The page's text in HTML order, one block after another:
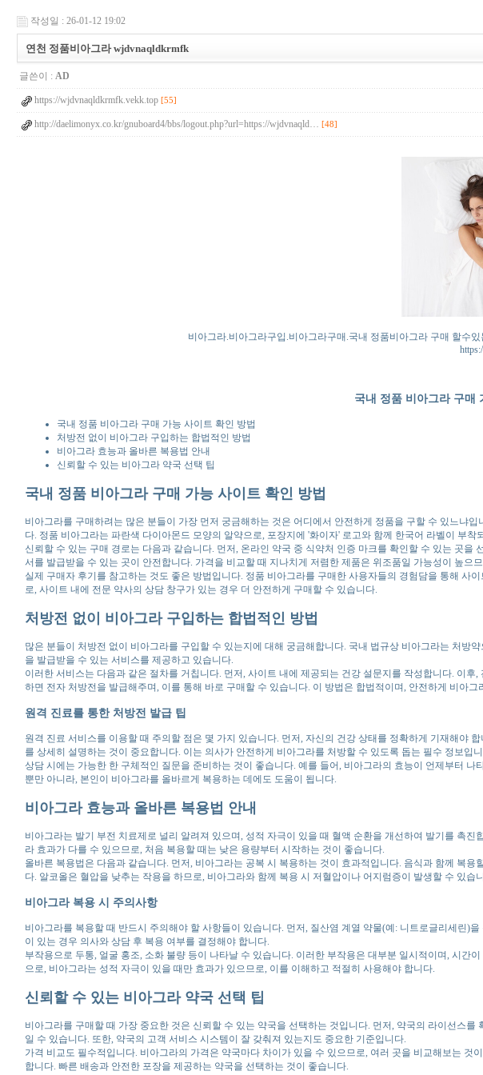
작성일 : 26-01-12 19:02
연천 정품비아그라 wjdvnaqldkrmfk
글쓴이 : AD
https://wjdvnaqldkrmfk.vekk.top [55]
http://daelimonyx.co.kr/gnuboard4/bbs/logout.php?url=https://wjdvnaqld… [48]
비아그라.비아그라구입.비아그라구매.국내 정품비아그라 구매 할수
국내 정품 비아그라 구매
국내 정품 비아그라 구매 가능 사이트 확인 방법
처방전 없이 비아그라 구입하는 합법적인 방법
비아그라 효능과 올바른 복용법 안내
신뢰할 수 있는 비아그라 약국 선택 팁
국내 정품 비아그라 구매 가능 사이트 확인 방법
비아그라를 구매하려는 많은 분들이 가장 먼저 궁금해하는 것은 어디에서 안전하게 정품을 구할 수 있느냐
다. 정품 비아그라는 파란색 다이아몬드 모양의 알약으로, 포장지에 '화이자' 로고와 함께 한국어 라벨이 부착
신뢰할 수 있는 구매 경로는 다음과 같습니다. 먼저, 온라인 약국 중 식약처 인증 마크를 확인할 수 있는 곳
서를 발급받을 수 있는 곳이 안전합니다. 가격을 비교할 때 지나치게 저렴한 제품은 위조품일 가능성이 높으
실제 구매자 후기를 참고하는 것도 좋은 방법입니다. 정품 비아그라를 구매한 사용자들의 경험담을 통해
로, 사이트 내에 전문 약사의 상담 창구가 있는 경우 더 안전하게 구매할 수 있습니다.
처방전 없이 비아그라 구입하는 합법적인 방법
많은 분들이 처방전 없이 비아그라를 구입할 수 있는지에 대해 궁금해합니다. 국내 법규상 비아그라는 처
을 발급받을 수 있는 서비스를 제공하고 있습니다.
이러한 서비스는 다음과 같은 절차를 거칩니다. 먼저, 사이트 내에 제공되는 건강 설문지를 작성합니다. 이
하면 전자 처방전을 발급해주며, 이를 통해 바로 구매할 수 있습니다. 이 방법은 합법적이며, 안전하게 비아
원격 진료를 통한 처방전 발급 팁
원격 진료 서비스를 이용할 때 주의할 점은 몇 가지 있습니다. 먼저, 자신의 건강 상태를 정확하게 기재해야
를 상세히 설명하는 것이 중요합니다. 이는 의사가 안전하게 비아그라를 처방할 수 있도록 돕는 필수 정보입
상담 시에는 가능한 한 구체적인 질문을 준비하는 것이 좋습니다. 예를 들어, 비아그라의 효능이 언제부터
뿐만 아니라, 본인이 비아그라를 올바르게 복용하는 데에도 도움이 됩니다.
비아그라 효능과 올바른 복용법 안내
비아그라는 발기 부전 치료제로 널리 알려져 있으며, 성적 자극이 있을 때 혈액 순환을 개선하여 발기를 촉
라 효과가 다를 수 있으므로, 처음 복용할 때는 낮은 용량부터 시작하는 것이 좋습니다.
올바른 복용법은 다음과 같습니다. 먼저, 비아그라는 공복 시 복용하는 것이 효과적입니다. 음식과 함께 복
다. 알코올은 혈압을 낮추는 작용을 하므로, 비아그라와 함께 복용 시 저혈압이나 어지럼증이 발생할 수 있습
비아그라 복용 시 주의사항
비아그라를 복용할 때 반드시 주의해야 할 사항들이 있습니다. 먼저, 질산염 계열 약물(예: 니트로글리세린)
이 있는 경우 의사와 상담 후 복용 여부를 결정해야 합니다.
부작용으로 두통, 얼굴 홍조, 소화 불량 등이 나타날 수 있습니다. 이러한 부작용은 대부분 일시적이며, 시
으로, 비아그라는 성적 자극이 있을 때만 효과가 있으므로, 이를 이해하고 적절히 사용해야 합니다.
신뢰할 수 있는 비아그라 약국 선택 팁
비아그라를 구매할 때 가장 중요한 것은 신뢰할 수 있는 약국을 선택하는 것입니다. 먼저, 약국의 라이선스
일 수 있습니다. 또한, 약국의 고객 서비스 시스템이 잘 갖춰져 있는지도 중요한 기준입니다.
가격 비교도 필수적입니다. 비아그라의 가격은 약국마다 차이가 있을 수 있으므로, 여러 곳을 비교해보는
합니다. 빠른 배송과 안전한 포장을 제공하는 약국을 선택하는 것이 좋습니다.